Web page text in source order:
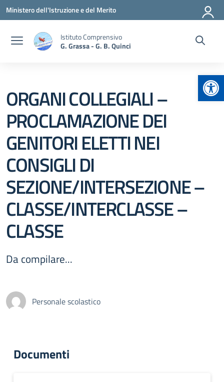
Vai ai contenuti
Vai al menu di navigazione
Vai al footer
Ministero dell'Istruzione e del Merito
Istituto Comprensivo
G. Grassa - G. B. Quinci
ORGANI COLLEGIALI –
PROCLAMAZIONE DEI
GENITORI ELETTI NEI
CONSIGLI DI
SEZIONE/INTERSEZIONE –
CLASSE/INTERCLASSE –
CLASSE
Da compilare...
Personale scolastico
Documenti